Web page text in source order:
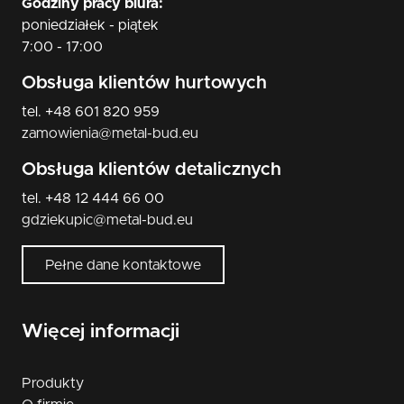
Godziny pracy biura:
poniedziałek - piątek
7:00 - 17:00
Obsługa klientów hurtowych
tel. +48 601 820 959
zamowienia@metal-bud.eu
Obsługa klientów detalicznych
tel. +48 12 444 66 00
gdziekupic@metal-bud.eu
Pełne dane kontaktowe
Więcej informacji
Produkty